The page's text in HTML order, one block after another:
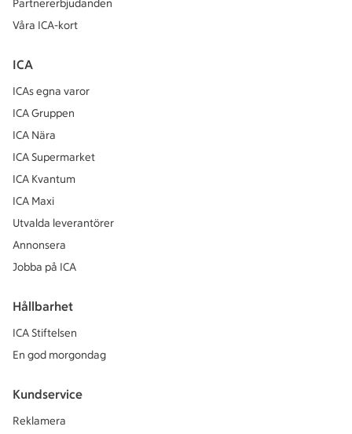
Partnererbjudanden
Våra ICA-kort
ICA
ICAs egna varor
ICA Gruppen
ICA Nära
ICA Supermarket
ICA Kvantum
ICA Maxi
Utvalda leverantörer
Annonsera
Jobba på ICA
Hållbarhet
ICA Stiftelsen
En god morgondag
Kundservice
Reklamera